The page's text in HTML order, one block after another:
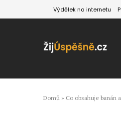
Výdělek na internetu
Domů » Co obsahuje banán